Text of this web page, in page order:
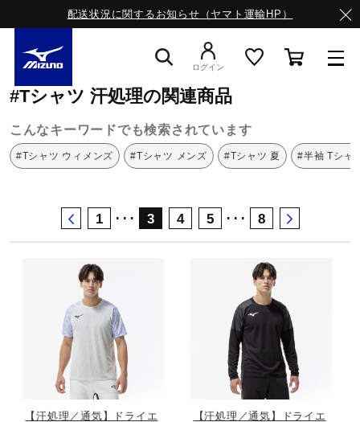
配送状況に関するお知らせ（ヤマト運輸HP）
ライフスタイルウエア
ランニング
サッカー／フットサル
トレーニング
野球
ログイン
ミズノ公式オンライン
#Tシャツ 汗処理の関連商品
こんなキーワードでも検索されています
#Tシャツ ウィメンズ #Tシャツ メンズ #Tシャツ 夏 #半袖 Tシャ
1 ･･･ 3 4 5 ･･･ 8
【汗処理／通気】ドライエ
【汗処理／通気】ドライエ